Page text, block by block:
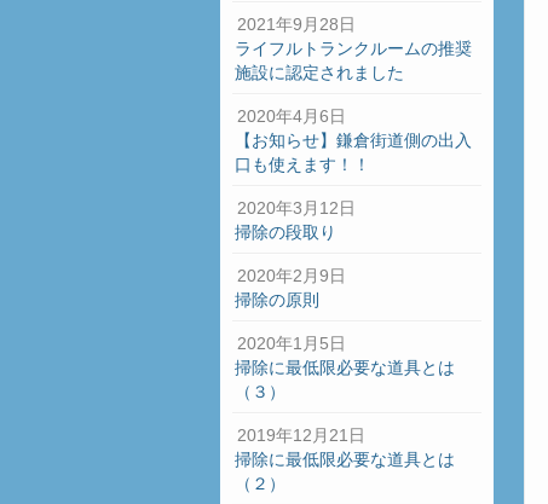
2021年9月28日
ライフルトランクルームの推奨
施設に認定されました
2020年4月6日
【お知らせ】鎌倉街道側の出入
口も使えます！！
2020年3月12日
掃除の段取り
2020年2月9日
掃除の原則
2020年1月5日
掃除に最低限必要な道具とは
（３）
2019年12月21日
掃除に最低限必要な道具とは
（２）